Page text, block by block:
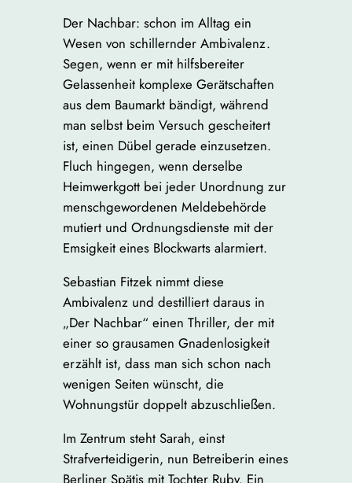
Der Nachbar: schon im Alltag ein
Wesen von schillernder Ambivalenz.
Segen, wenn er mit hilfsbereiter
Gelassenheit komplexe Gerätschaften
aus dem Baumarkt bändigt, während
man selbst beim Versuch gescheitert
ist, einen Dübel gerade einzusetzen.
Fluch hingegen, wenn derselbe
Heimwerkgott bei jeder Unordnung zur
menschgewordenen Meldebehörde
mutiert und Ordnungsdienste mit der
Emsigkeit eines Blockwarts alarmiert.
Sebastian Fitzek nimmt diese
Ambivalenz und destilliert daraus in
„Der Nachbar“ einen Thriller, der mit
einer so grausamen Gnadenlosigkeit
erzählt ist, dass man sich schon nach
wenigen Seiten wünscht, die
Wohnungstür doppelt abzuschließen.
Im Zentrum steht Sarah, einst
Strafverteidigerin, nun Betreiberin eines
Berliner Spätis mit Tochter Ruby. Ein